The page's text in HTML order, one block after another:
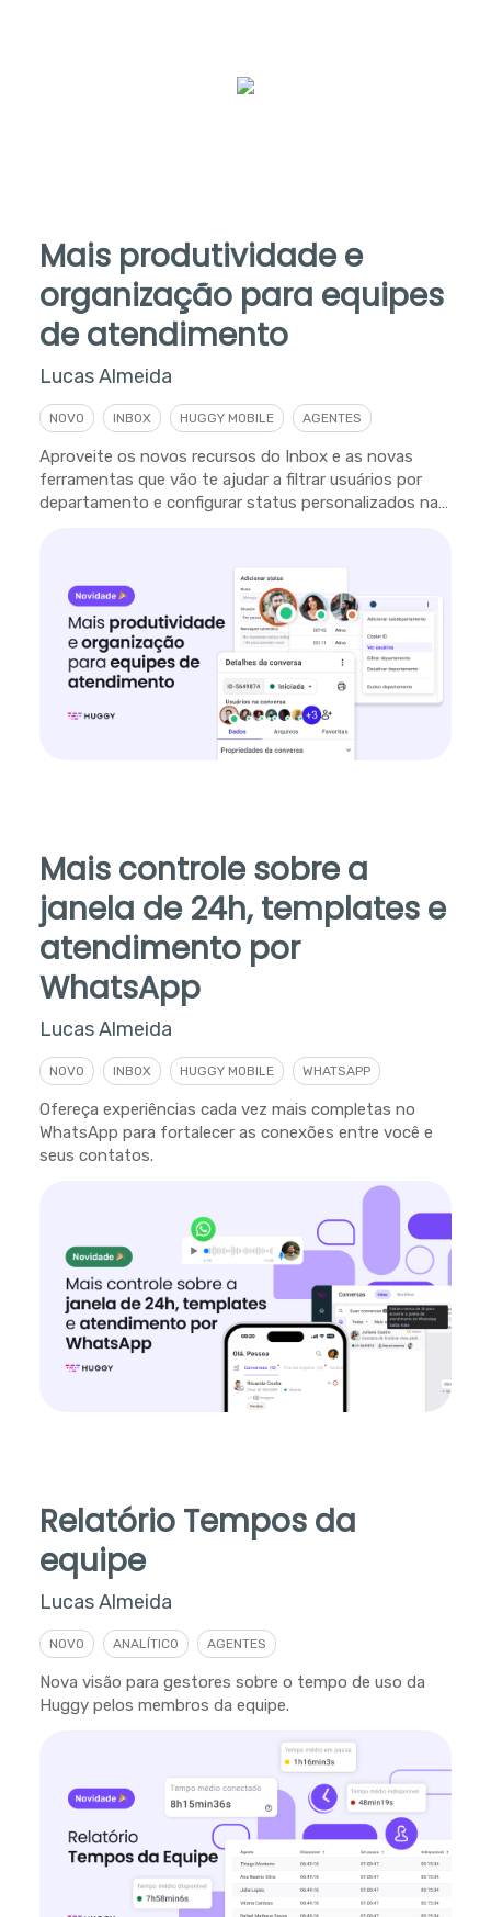
Mais produtividade e
organização para equipes
de atendimento
Lucas Almeida
NOVO INBOX HUGGY MOBILE AGENTES
Aproveite os novos recursos do Inbox e as novas
ferramentas que vão te ajudar a filtrar usuários por
departamento e configurar status personalizados na
Mais controle sobre a
janela de 24h, templates e
atendimento por
WhatsApp
Lucas Almeida
NOVO INBOX HUGGY MOBILE WHATSAPP
Ofereça experiências cada vez mais completas no
WhatsApp para fortalecer as conexões entre você e
seus contatos.
Relatório Tempos da
equipe
Lucas Almeida
NOVO ANALÍTICO AGENTES
Nova visão para gestores sobre o tempo de uso da
Huggy pelos membros da equipe.